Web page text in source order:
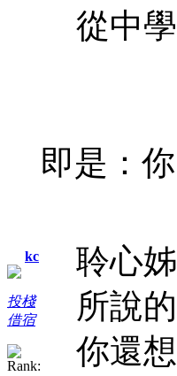
kc
投棧
借宿
從中
即是：
聆心
所說
你還